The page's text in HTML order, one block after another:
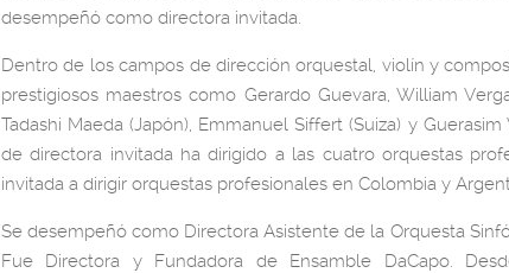
desempeñó como directora invitada.
Dentro de los campos de dirección orquestal, violín y
prestigiosos maestros como Gerardo Guevara, William
Tadashi Maeda (Japón), Emmanuel Siffert (Suiza) y Guerasim
de directora invitada ha dirigido a las cuatro orquestas
invitada a dirigir orquestas profesionales en Colombia y
Se desempeñó como Directora Asistente de la Orquesta
Fue Directora y Fundadora de Ensamble DaCapo.